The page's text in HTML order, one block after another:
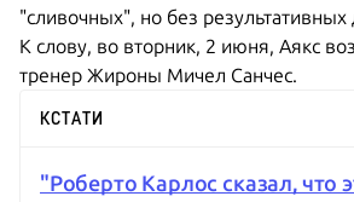
"сливочных", но без результативных
К слову, во вторник, 2 июня, Аякс
тренер Жироны Мичел Санчес.
КСТАТИ
"Роберто Карлос сказал, что